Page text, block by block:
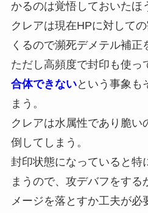
かるのは覚悟しておいたほ
クレアは現在HPに対して
くるので瀕死デメテル補正
ただし高頻度で封印も使っ
合体できないという事象も
まう。
クレアは水属性であり脆い
倒してしまう。
封印状態になっていると特
まうので、攻デバフをす
メージを落とすか工夫が必